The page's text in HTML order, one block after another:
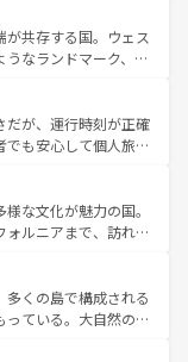
ス、プロヴァンスの
しみ方が可能だ。さ
ており、どの街角に
異なる文化を体験で
ンス情報はコンテンツ一覧
きることがない。ベ
アルプスの絶景、そ
風景は必見。ビール
お、新着の
してほしい。
共存する国。ウェス
なランドマーク、歴
優雅なアフタヌーン
英国パブ、サッカー観
豊富。イギリスを旅
だが、運行時刻が正確
も安心して個人旅行
らではのユニークな
く町歩きも満喫する
物価も高いが、旅行
る。 なお、新
を参照してほしい。
な文化が魅力の国。
ルニアまで、訪れる
ング、エンターテイ
だ。一方、アメリカ
キャニオンやイエロー
くの島で構成される
ている。大自然の神